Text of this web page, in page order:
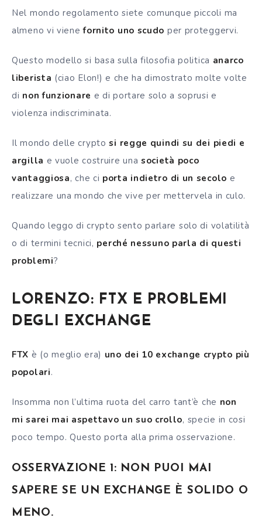
Nel mondo regolamento siete comunque piccoli ma
almeno vi vienefornito uno scudo per proteggervi.
Questo modello si basa sulla filosofia politica anarco
liberista (ciao Elon!) e che ha dimostrato molte volte
di non funzionare e di portare solo a soprusi e
violenza indiscriminata.
Il mondo delle cryptosi regge quindi su dei piedi e
argilla e vuole costruire unasocietà poco
vantaggiosa, che ci porta indietro di un secolo e
realizzare una mondo che vive per mettervela in culo.
Quando leggo di crypto sento parlare solo di volatilità
o di termini tecnici, perché nessuno parla di questi
problemi?
LORENZO: FTX E PROBLEMI
DEGLI EXCHANGE
FTX è (o meglio era) uno dei 10 exchange crypto più
popolari.
Insomma non l’ultima ruota del carro tant’è che non
mi sarei mai aspettavo un suo crollo, specie in cosi
poco tempo.Questo porta alla prima osservazione.
OSSERVAZIONE 1: NON PUOI MAI
SAPERE SE UN EXCHANGE È SOLIDO O
MENO.